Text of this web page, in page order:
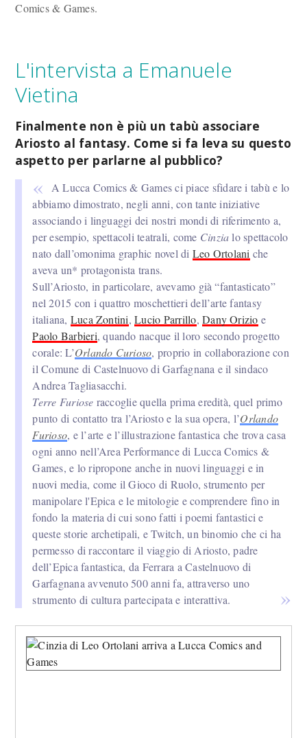
Comics & Games.
L'intervista a Emanuele
Vietina
Finalmente non è più un tabù associare
Ariosto al fantasy. Come si fa leva su questo
aspetto per parlarne al pubblico?
A Lucca Comics & Games ci piace sfidare i tabù e lo
abbiamo dimostrato, negli anni, con tante iniziative
associando i linguaggi dei nostri mondi di riferimento a,
per esempio, spettacoli teatrali, come Cinzialo spettacolo
nato dall’omonima graphic novel di Leo Ortolani che
aveva un* protagonista trans.
Sull’Ariosto, in particolare, avevamo già “fantasticato”
nel 2015 con i quattro moschettieri dell’arte fantasy
italiana, Luca Zontini,Lucio Parrillo,Dany Orizio e
Paolo Barbieri, quando nacque il loro secondo progetto
corale: L’Orlando Curioso, proprio in collaborazione con
il Comune di Castelnuovo di Garfagnana e il sindaco
Andrea Tagliasacchi.
Terre Furiose raccoglie quella prima eredità, quel primo
punto di contatto tra l’Ariosto e la sua opera, l’Orlando
Furioso, e l’arte e l’illustrazione fantastica che trova casa
ogni anno nell’Area Performance di Lucca Comics &
Games, e lo ripropone anche in nuovi linguaggi e in
nuovi media, come il Gioco di Ruolo, strumento per
manipolare l'Epica e le mitologie e comprendere fino in
fondo la materia di cui sono fatti i poemi fantastici e
queste storie archetipali, e Twitch, un binomio che ci ha
permesso di raccontare il viaggio di Ariosto, padre
dell’Epica fantastica, da Ferrara a Castelnuovo di
Garfagnana avvenuto 500 anni fa, attraverso uno
strumento di cultura partecipata e interattiva.